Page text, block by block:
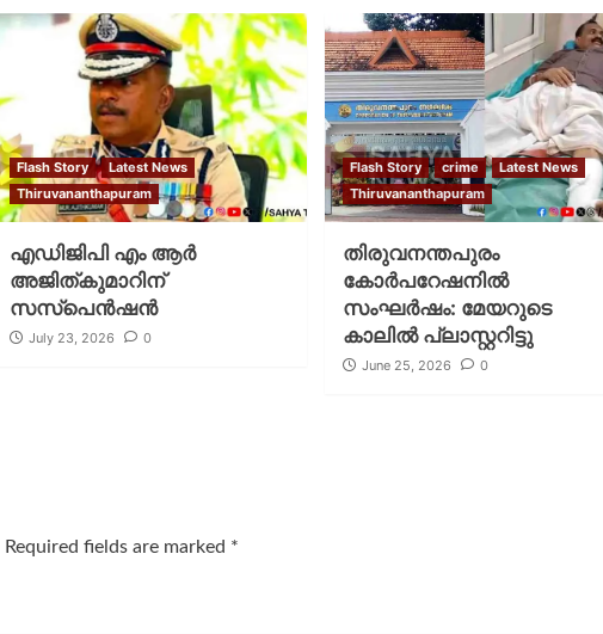
Flash Story
Latest News
Thiruvananthapuram
എഡിജിപി എം ആർ
അജിത്കുമാറിന്
സസ്പെൻഷൻ
July 23, 2026 0
Flash Story crime
Latest News
Thiruvananthapuram
തിരുവനന്തപുരം
കോര്‍പറേഷനില്‍
സംഘര്‍ഷം: മേയറുടെ
കാലില്‍ പ്ലാസ്റ്ററിട്ടു
June 25, 2026 0
Required fields are marked *